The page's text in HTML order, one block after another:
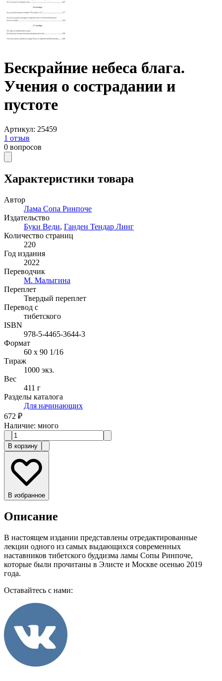
Бескрайние небеса блага.
Учения о сострадании и
пустоте
Артикул: 25459
1 отзыв
0 вопросов
Характеристики товара
Автор
Лама Сопа Ринпоче
Издательство
Буки Веди, Ганден Тендар Линг
Количество страниц
220
Год издания
2022
Переводчик
М. Малыгина
Переплет
Твердый переплет
Перевод с
тибетского
ISBN
978-5-4465-3644-3
Формат
60 x 90 1/16
Тираж
1000 экз.
Вес
411 г
Разделы каталога
Для начинающих
672 ₽
Наличие: много
В корзину
В избранное
Описание
В настоящем издании представлены отредактированные
лекции одного из самых выдающихся современных
наставников тибетского буддизма ламы Сопы Ринпоче,
которые были прочитаны в Элисте и Москве осенью 2019
года.
Оставайтесь с нами: